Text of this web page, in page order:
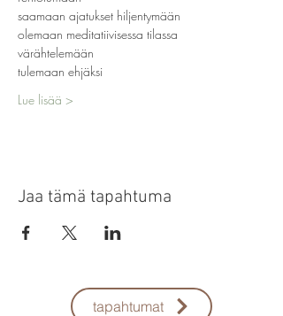
saamaan ajatukset hiljentymään
olemaan meditatiivisessa tilassa
värähtelemään
tulemaan ehjäksi
Lue lisää >
Jaa tämä tapahtuma
tapahtumat